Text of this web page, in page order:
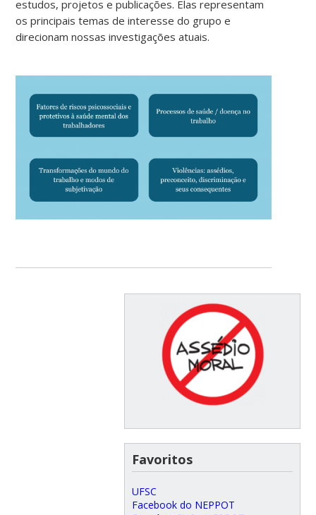
estudos, projetos e publicações. Elas representam
os principais temas de interesse do grupo e
direcionam nossas investigações atuais.
Favoritos
UFSC
Facebook do NEPPOT